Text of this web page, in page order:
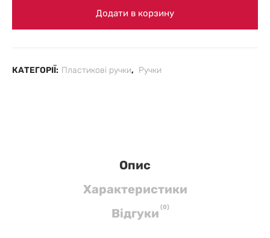
Додати в корзину
КАТЕГОРІЇ: Пластикові ручки, Ручки
Опис
Характеристики
Вiдгуки (0)